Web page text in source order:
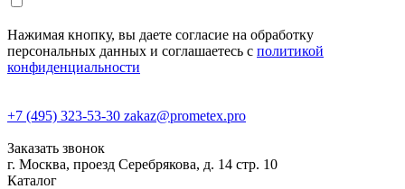
Нажимая кнопку, вы даете согласие на обработку
персональных данных и соглашаетесь с политикой
конфиденциальности
+7 (495) 323-53-30 zakaz@prometex.pro
Заказать звонок
г. Москва, проезд Серебрякова, д. 14 стр. 10
Каталог